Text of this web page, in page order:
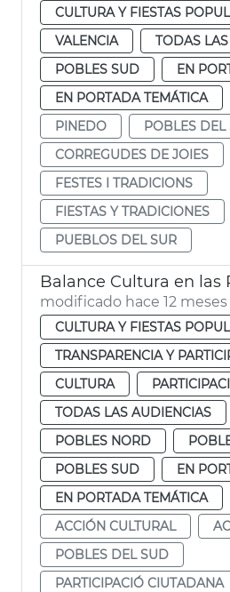
CULTURA Y FIESTAS
VALENCIA
TODAS
POBLES SUD
EN
EN PORTADA TEMÁTICA
PINEDO
POBLES DEL
CORREGUDES DE JOIES
FESTES I TRADICIONS
FIESTAS Y TRADICIONES
PUEBLOS DEL SUR
modificado hace 12 meses
CULTURA Y FIESTAS
TRANSPARENCIA Y
CULTURA
TODAS LAS AUDIENCIAS
POBLES NORD
POBLES SUD
EN
EN PORTADA TEMÁTICA
ACCIÓN CULTURAL
POBLES DEL SUD
PARTICIPACIÓ CIUTADANA